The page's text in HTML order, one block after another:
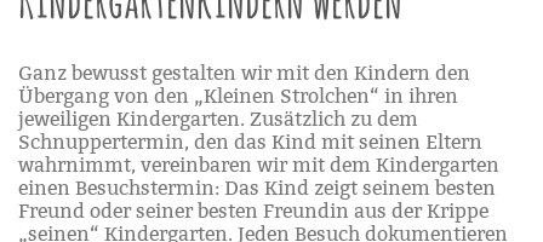
Ganz bewusst gestalten wir mit den Kindern den
Übergang von den „Kleinen Strolchen“ in ihren
jeweiligen Kindergarten. Zusätzlich zu dem
Schnuppertermin, den das Kind mit seinen Eltern
wahrnimmt, vereinbaren wir mit dem Kindergarten
einen Besuchstermin: Das Kind zeigt seinem besten
Freund oder seiner besten Freundin aus der Krippe
„seinen“ Kindergarten. Jeden Besuch dokumentieren